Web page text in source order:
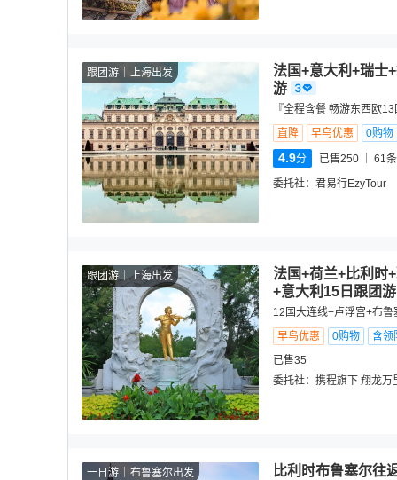
跟团游 上海出发
法国+意大利+瑞士
游
『全程含餐 畅游东西欧
直降
早鸟优惠 0购物
4.9分 已售250 61
委托社： 君易行EzyTour
跟团游 上海出发
法国+荷兰+比利时
+意大利15日跟团游
12国大连线+卢浮宫+布
早鸟优惠
0购物
含领
已售35
委托社： 携程旗下 翔龙万
一日游 布鲁塞尔出发 比利时布鲁塞尔往